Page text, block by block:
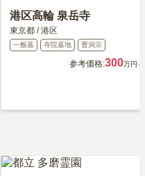
港区高輪 泉岳寺
東京都 /港区
一般墓 寺院墓地 曹洞宗
参考価格:300万円～